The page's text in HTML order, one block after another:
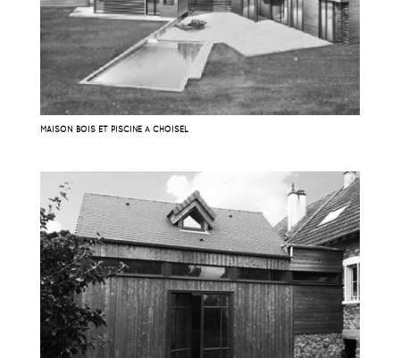
MAISON BOIS ET PISCINE À CHOISEL